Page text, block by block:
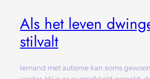
Als het leven
stilvalt
Iemand met autisme kan soms